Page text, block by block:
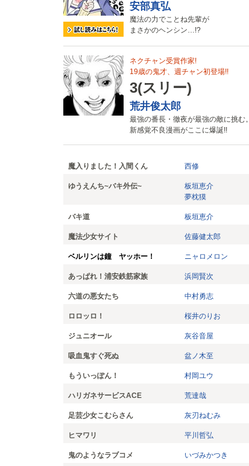
安部真弘
魔法の力でことね先輩が
まさかのヘンシン…!?
ネクチャン受賞作家!
19歳の鬼才、週チャン初登場!!
3(スリー)
荒井俊太郎
最強の番長・徹夜が最強の敵に挑む。
新感覚不良漫画がここに爆誕!!
魔入りました！入間くん 西修
ゆうえんち~バキ外伝~
板垣恵介
夢枕獏
バキ道 板垣恵介
魔法少女サイト 佐藤健太郎
ベルリンは鐘 ヤッホー！ ニャロメロン
あっぱれ！浦安鉄筋家族 浜岡賢次
六道の悪女たち 中村勇志
ロロッロ！ 桜井のりお
ジュニオール 灰谷音屋
吸血鬼すぐ死ぬ 盆ノ木至
もういっぽん！ 村岡ユウ
ハリガネサービスACE 荒達哉
足芸少女こむらさん 灰刃ねむみ
ヒマワリ 平川哲弘
鬼のようなラブコメ いづみかつき